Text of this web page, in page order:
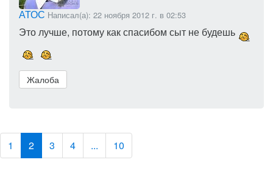
АТОС Написал(а): 22 ноября 2012 г. в 02:53
Это лучше, потому как спасибом сыт не будешь
Жалоба
1 2 3 4 ... 10